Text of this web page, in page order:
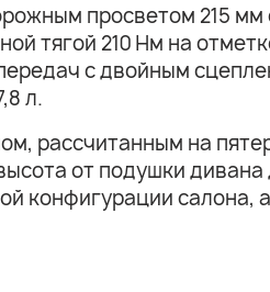
просветом 215
тягой 210 Нм на
c двойным
л.
рассчитанным на
от подушки
конфигурации